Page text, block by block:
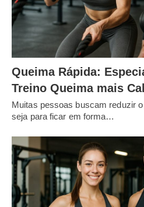
Queima Rápida:
Treino Queima mais
Muitas pessoas buscam reduzir
seja para ficar em forma…